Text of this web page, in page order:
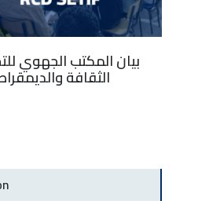
بيان المكتب الجهوي
الثقافة